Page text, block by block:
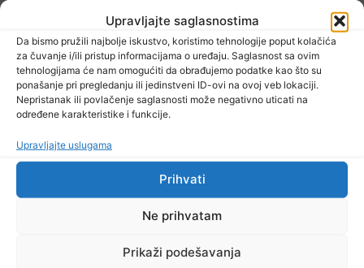
Upravljajte saglasnostima
Da bismo pružili najbolje iskustvo, koristimo tehnologije poput kolačića
za čuvanje i/ili pristup informacijama o uređaju. Saglasnost sa ovim
tehnologijama će nam omogućiti da obrađujemo podatke kao što su
ponašanje pri pregledanju ili jedinstveni ID-ovi na ovoj veb lokaciji.
Nepristanak ili povlačenje saglasnosti može negativno uticati na
određene karakteristike i funkcije.
Upravljajte uslugama
Prihvati
Ne prihvatam
Prikaži podešavanja
5 Augusta, 2026
MUP TK: Istražitelji Sektora kriminalističke policije rasvijetlili